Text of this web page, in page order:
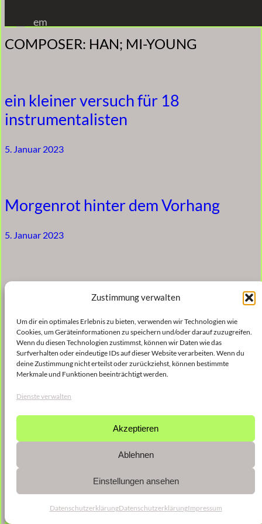
Zustimmung verwalten
Um dir ein optimales Erlebnis zu bieten, verwenden wir Technologien wie
Cookies, um Geräteinformationen zu speichern und/oder darauf zuzugreifen.
Wenn du diesen Technologien zustimmst, können wir Daten wie das
Surfverhalten oder eindeutige IDs auf dieser Website verarbeiten. Wenn du
deine Zustimmung nicht erteilst oder zurückziehst, können bestimmte
Merkmale und Funktionen beeinträchtigt werden.
Dienste verwalten
Akzeptieren
Ablehnen
Einstellungen ansehen
DatenschutzerklärungDatenschutzerklärungImpressum
Inhalt
springen
em
COMPOSER: HAN; MI-YOUNG
ein kleiner versuch für 18
instrumentalisten
5. Januar 2023
Morgenrot hinter dem Vorhang
5. Januar 2023